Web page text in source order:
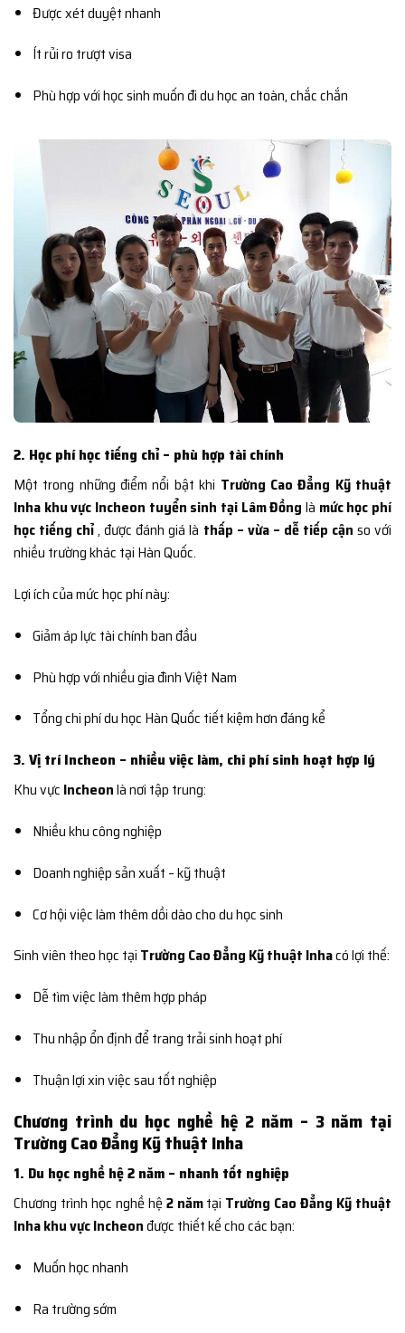
Được xét duyệt nhanh
Ít rủi ro trượt visa
Phù hợp với học sinh muốn đi du học an toàn, chắc chắn
2. Học phí học tiếng chỉ – phù hợp tài chính
Một trong những điểm nổi bật khi Trường Cao Đẳng Kỹ thuật
Inha khu vực Incheon tuyển sinh tại Lâm Đồng là mức học phí
học tiếng chỉ, được đánh giá là thấp – vừa – dễ tiếp cận so với
nhiều trường khác tại Hàn Quốc.
Lợi ích của mức học phí này:
Giảm áp lực tài chính ban đầu
Phù hợp với nhiều gia đình Việt Nam
Tổng chi phí du học Hàn Quốc tiết kiệm hơn đáng kể
3. Vị trí Incheon – nhiều việc làm, chi phí sinh hoạt hợp lý
Khu vực Incheonlà nơi tập trung:
Nhiều khu công nghiệp
Doanh nghiệp sản xuất – kỹ thuật
Cơ hội việc làm thêm dồi dào cho du học sinh
Sinh viên theo học tại Trường Cao Đẳng Kỹ thuật Inhacó lợi thế:
Dễ tìm việc làm thêm hợp pháp
Thu nhập ổn định để trang trải sinh hoạt phí
Thuận lợi xin việc sau tốt nghiệp
Chương trình du học nghề hệ 2 năm – 3 năm tại
Trường Cao Đẳng Kỹ thuật Inha
1. Du học nghề hệ 2 năm – nhanh tốt nghiệp
Chương trình học nghề hệ 2 nămtại Trường Cao Đẳng Kỹ thuật
Inha khu vực Incheonđược thiết kế cho các bạn:
Muốn học nhanh
Ra trường sớm